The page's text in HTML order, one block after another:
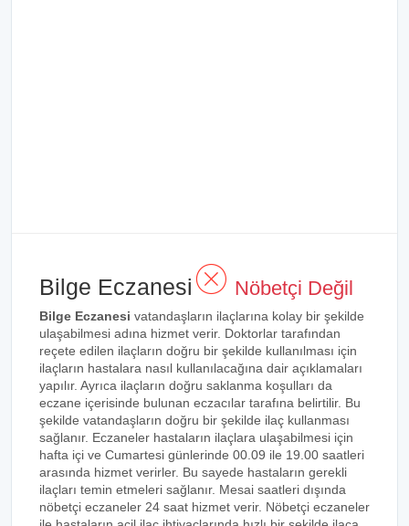
Bilge Eczanesi Nöbetçi Değil
Bilge Eczanesi vatandaşların ilaçlarına kolay bir şekilde
ulaşabilmesi adına hizmet verir. Doktorlar tarafından
reçete edilen ilaçların doğru bir şekilde kullanılması için
ilaçların hastalara nasıl kullanılacağına dair açıklamaları
yapılır. Ayrıca ilaçların doğru saklanma koşulları da
eczane içerisinde bulunan eczacılar tarafına belirtilir. Bu
şekilde vatandaşların doğru bir şekilde ilaç kullanması
sağlanır. Eczaneler hastaların ilaçlara ulaşabilmesi için
hafta içi ve Cumartesi günlerinde 00.09 ile 19.00 saatleri
arasında hizmet verirler. Bu sayede hastaların gerekli
ilaçları temin etmeleri sağlanır. Mesai saatleri dışında
nöbetçi eczaneler 24 saat hizmet verir. Nöbetçi eczaneler